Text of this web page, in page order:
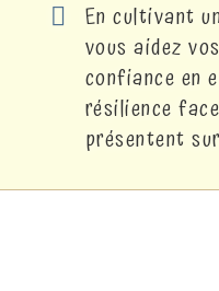
En cultivant
vous aidez
confiance en
résilience
présentent